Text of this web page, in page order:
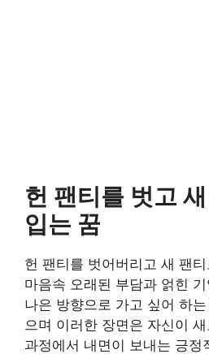
헌 팬티를 벗고
입는 꿈
헌 팬티를 벗어버리고 새 팬
마음속 오래된 부담과 얽힌
나은 방향으로 가고 싶어 하
으며 이러한 장면은 자신이
과정에서 내면이 보내는 긍정